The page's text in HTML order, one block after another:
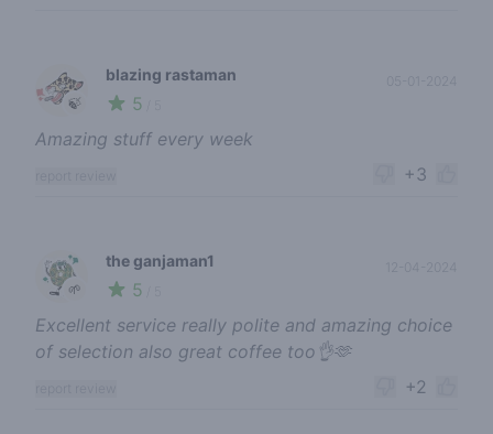
🍃
blazing rastaman
5
Amazing stuff every week
+3
🌱
the ganjaman1
5
Excellent service really polite and amazing choice
of selection also great coffee too👌🫶
+2